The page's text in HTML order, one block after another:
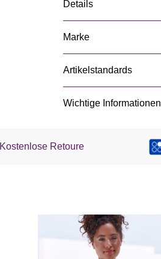
Details
Marke
Artikelstandards
Wichtige Informationen
Kostenlose Retoure